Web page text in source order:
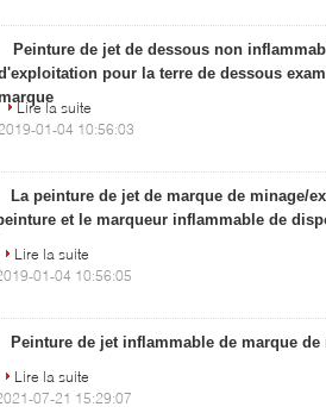
Peinture de jet de dessous non
pour la terre de dessous
Lire la suite
01-04 10:56:03
La peinture de jet de marque de minage/
et le marqueur inflammable de
Lire la suite
01-04 10:56:05
Peinture de jet inflammable de marque de
Lire la suite
07-21 15:29:07